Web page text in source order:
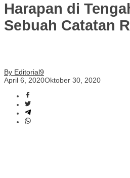
Harapan di
Sebuah Catatan
By Editorial9
April 6, 2020Oktober 30, 2020